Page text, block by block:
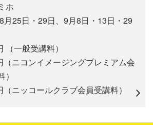
ホ
月25日・29日、9月8日・13日・29
（一般受講料）
（ニコンイメージングプレミアム会
（ニッコールクラブ会員受講料）